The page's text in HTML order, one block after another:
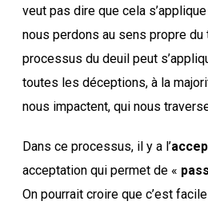
veut pas dire que cela
nous perdons au sens propre du
processus du deuil peut
toutes les déceptions, à la
nous impactent, qui nous
Dans ce processus, il y a l’
acceptation qui permet de «
On pourrait croire que c’est